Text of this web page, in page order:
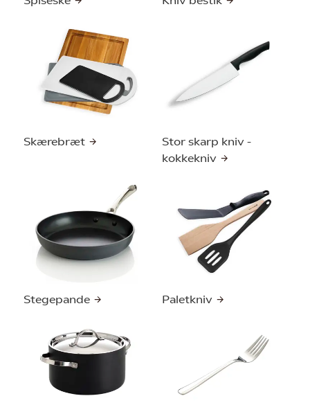
Skærebræt
Stor skarp kniv -
kokkekniv
Stegepande Paletkniv